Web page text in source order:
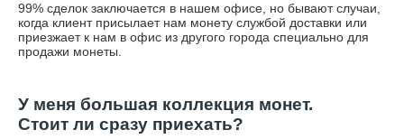
99% сделок заключается в нашем офисе, но бывают случаи,
когда клиент присылает нам монету службой доставки или
приезжает к нам в офис из другого города специально для
продажи монеты.
У меня большая коллекция монет.
Стоит ли сразу приехать?